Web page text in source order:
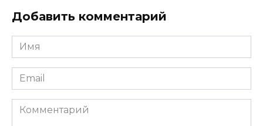
Добавить комментарий
Имя
*
Email
*
Комментарий